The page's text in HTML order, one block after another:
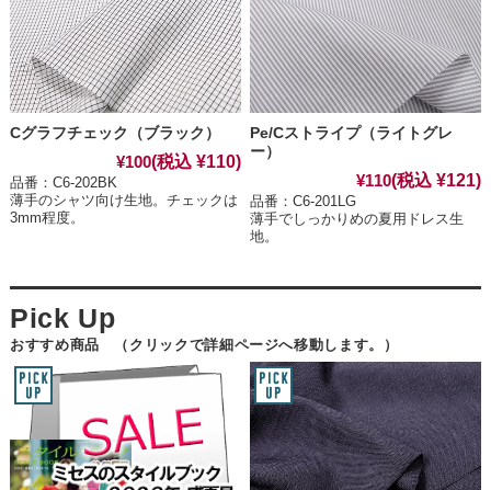
Cグラフチェック（ブラック）
¥100(税込 ¥110)
品番：C6-202BK
薄手のシャツ向け生地。チェックは
3mm程度。
Pe/Cストライプ（ライトグレ
ー）
¥110(税込 ¥121)
品番：C6-201LG
薄手でしっかりめの夏用ドレス生
地。
おすすめ商品 （クリックで詳細ページへ移動します。）